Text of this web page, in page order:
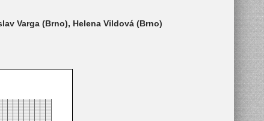
Varga (Brno), Helena Vildová (Brno)